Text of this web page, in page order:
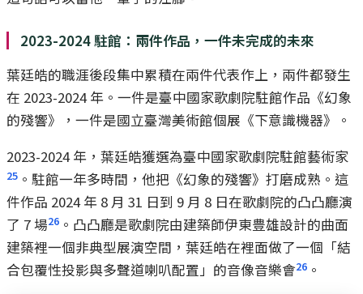
2023-2024 駐館：兩件作品，一件未完成的未來
葉廷皓的職涯後段集中累積在兩件代表作上，兩件都發生
在 2023-2024 年。一件是臺中國家歌劇院駐館作品《幻象
的殘響》，一件是國立臺灣美術館個展《下意識機器》。
2023-2024 年，葉廷皓獲選為臺中國家歌劇院駐館藝術家
25 。駐館一年多時間，他把《幻象的殘響》打磨成熟。這
件作品 2024 年 8 月 31 日到 9 月 8 日在歌劇院的凸凸廳演
了 7 場26 。凸凸廳是歌劇院由建築師伊東豊雄設計的曲面
建築裡一個非典型展演空間，葉廷皓在裡面做了一個「結
合包覆性投影與多聲道喇叭配置」的音像音樂會26 。